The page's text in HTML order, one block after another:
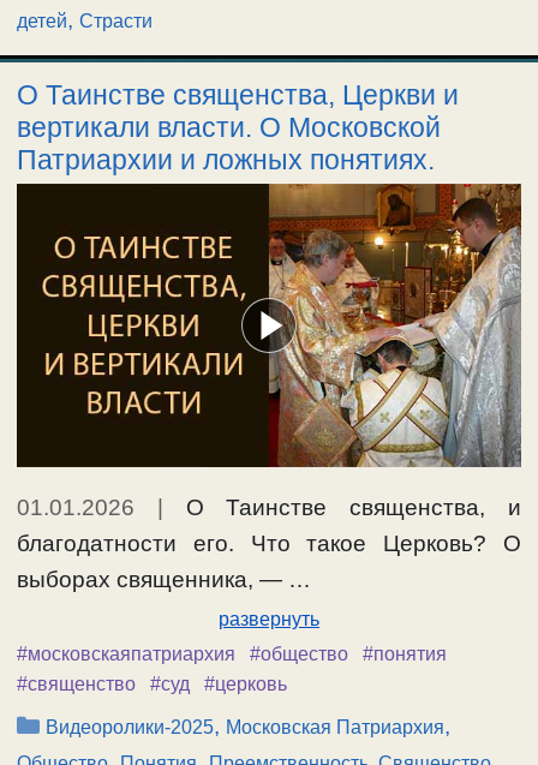
детей, Страсти
О Таинстве священства, Церкви и
вертикали власти. О Московской
Патриархии и ложных понятиях.
01.01.2026 | О Таинстве священства, и
благодатности его. Что такое Церковь? О
выборах священника, — …
развернуть
#московскаяпатриархия
#общество
#понятия
#священство
#суд #церковь
Рубрики
Видеоролики-2025, Московская Патриархия,